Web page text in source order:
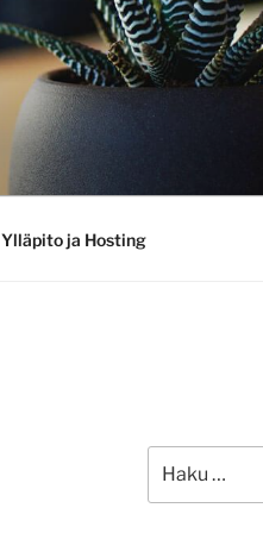
Ylläpito ja Hosting